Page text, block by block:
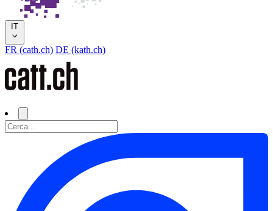
IT
FR (cath.ch) DE (kath.ch)